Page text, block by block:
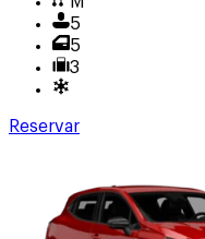
5
5
3
Reservar